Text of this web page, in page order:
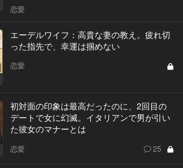
恋愛
エーデルワイフ：高貴な妻の教え。疲れ切
った指先で、幸運は掴めない
恋愛
初対面の印象は最高だったのに、2回目の
デートで女に幻滅。イタリアンで男が引い
た彼女のマナーとは
恋愛 25